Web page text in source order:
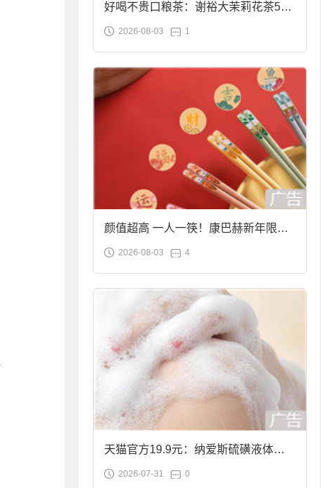
好喝不贵口粮茶：谢裕大茉莉花茶50g
袋装9.9元到手
2026-08-03 1
颜值超高 一人一筷！康巴赫新年限定
合金筷子大促：19.9元
2026-08-03 4
天猫官方19.9元：纳爱斯硫磺液体香
皂2斤大促
2026-07-31 0